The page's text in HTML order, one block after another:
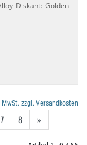
Diskant: Golden
MwSt. zzgl. Versandkosten
7 8 »